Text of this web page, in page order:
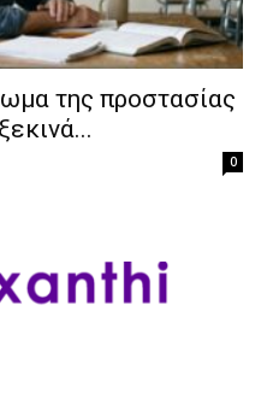
της προστασίας
0